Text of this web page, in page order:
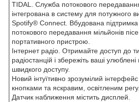
TIDAL. Служба потокового
інтегрована в систему для потужного
Spotify® Connect. Вбудована
потокового передавання мільйонів
портативного пристрою.
Інтернет радіо. Отримайте доступ до
радіостанцій і збережіть ваші
швидкого доступу.
Новий інтуїтивно зрозумілий
кнопками та яскравим, освітленим
Датчик наближення містить дисплей.